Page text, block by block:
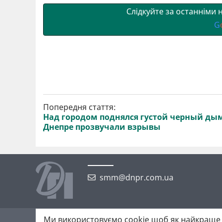
Слідкуйте за
G
Попередня стаття:
Над городом поднялся густой черный
Днепре прозвучали взрывы
smm@dnpr.com.ua
©2026 https://dnpr.com.ua Дніпровська порадниця
Ми використовуємо cookie щоб як найкраще